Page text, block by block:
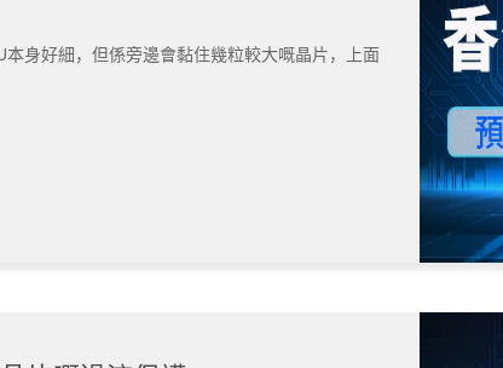
身好細，但係旁邊會黏住幾粒較大嘅晶片，上面